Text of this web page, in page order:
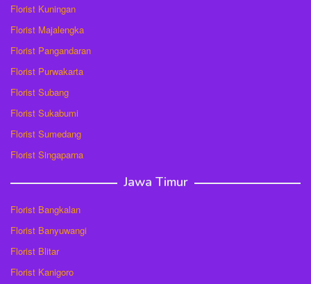
Florist Kuningan
Florist Majalengka
Florist Pangandaran
Florist Purwakarta
Florist Subang
Florist Sukabumi
Florist Sumedang
Florist Singaparna
Jawa Timur
Florist Bangkalan
Florist Banyuwangi
Florist Blitar
Florist Kanigoro